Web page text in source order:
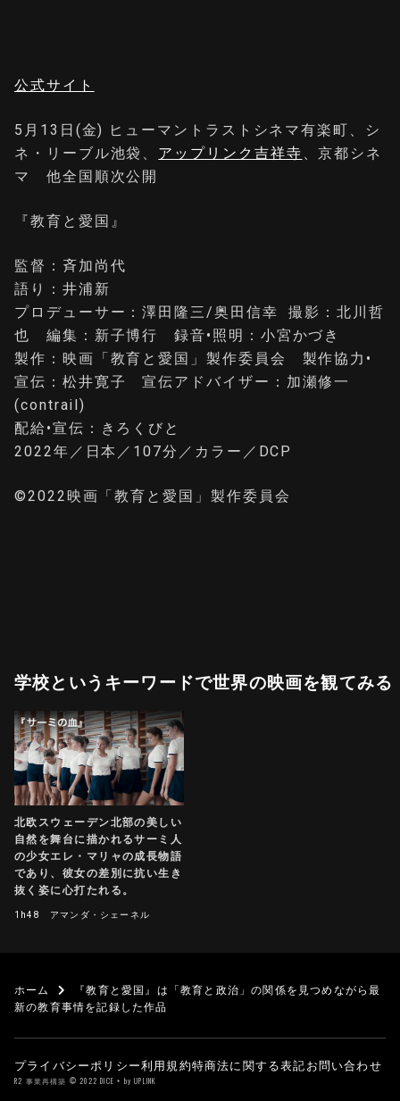
公式サイト
5月13日(金) ヒューマントラストシネマ有楽町、シ
ネ・リーブル池袋、 アップリンク吉祥寺 、京都シネ
マ 他全国順次公開
『教育と愛国』
監督：斉加尚代
語り：井浦新
プロデューサー：澤田隆三/奥田信幸 撮影：北川哲
也 編集：新子博行 録音•照明：小宮かづき
製作：映画「教育と愛国」製作委員会 製作協力•
宣伝：松井寛子 宣伝アドバイザー：加瀬修一
(contrail)
配給•宣伝：きろくびと
2022年／日本／107分／カラー／DCP
©2022映画「教育と愛国」製作委員会
学校というキーワードで世界の映画を観てみる
北欧スウェーデン北部の美しい
自然を舞台に描かれるサーミ人
の少女エレ・マリャの成長物語
であり、彼女の差別に抗い生き
抜く姿に心打たれる。
1h48 アマンダ・シェーネル
ホーム
『教育と愛国』は「教育と政治」の関係を⾒つめながら最
新の教育事情を記録した作品
プライバシーポリシー利用規約特商法に関する表記 お問い合わせ
R2 事業再構築 © 2022 DICE + by UPLINK